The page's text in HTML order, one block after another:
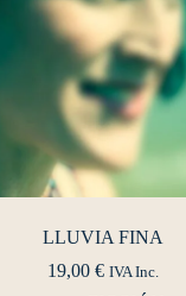
LLUVIA FINA
19,00 € IVA Inc.